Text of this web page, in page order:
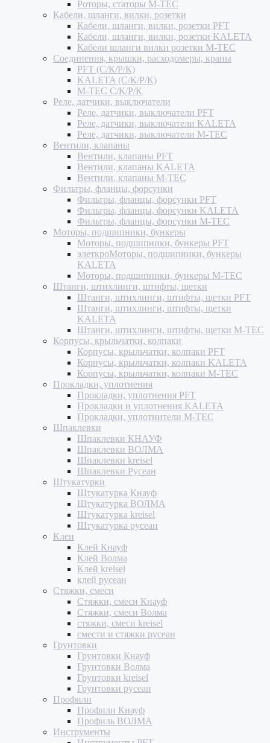
Роторы, статоры M-TEC
Кабели, шланги, вилки, розетки
Кабели, шланги, вилки, розетки PFT
Кабели, шланги, вилки, розетки KALETA
Кабели шланги вилки розетки M-TEC
Соединения, крышки, расходомеры, краны
PFT (С/К/Р/К)
KALETA (С/К/Р/К)
M-TEC С/К/Р/К
Реле, датчики, выключатели
Реле, датчики, выключатели PFT
Реле, датчики, выключатели KALETA
Реле, датчики, выключатели M-TEC
Вентили, клапаны
Вентили, клапаны PFT
Вентили, клапаны KALETA
Вентили, клапаны M-TEC
Фильтры, фланцы, форсунки
Фильтры, фланцы, форсунки PFT
Фильтры, фланцы, форсунки KALETA
Фильтры, фланцы, форсунки M-TEC
Моторы, подшипники, бункеры
Моторы, подшипники, бункеры PFT
элеткроМоторы, подшипники, бункеры
KALETA
Моторы, подшипники, бункеры M-TEC
Штанги, штихлинги, штифты, щетки
Штанги, штихлинги, штифты, щетки PFT
Штанги, штихлинги, штифты, щетки
KALETA
Штанги, штихлинги, штифты, щетки M-TEC
Корпусы, крыльчатки, колпаки
Корпусы, крыльчатки, колпаки PFT
Корпусы, крыльчатки, колпаки KALETA
Корпусы, крыльчатки, колпаки M-TEC
Прокладки, уплотнения
Прокладки, уплотнения PFT
Прокладки и уплотнения KALETA
Прокладки, уплотнители M-TEC
Шпаклевки
Шпаклевки КНАУФ
Шпаклевки ВОЛМА
Шпаклевки kreisel
Шпаклевки Русеан
Штукатурки
Штукатурка Кнауф
Штукатурка ВОЛМА
Штукатурка kreisel
Штукатурка русеан
Клеи
Клей Кнауф
Клей Волма
Клей kreisel
клей русеан
Стяжки, смеси
Стяжки, смеси Кнауф
Стяжки, смеси Волма
стяжки, смеси kreisel
смести и стяжки русеан
Грунтовки
Грунтовки Кнауф
Грунтовки Волма
Грунтовки kreisel
Грунтовки русеан
Профили
Профили Кнауф
Профиль ВОЛМА
Инструменты